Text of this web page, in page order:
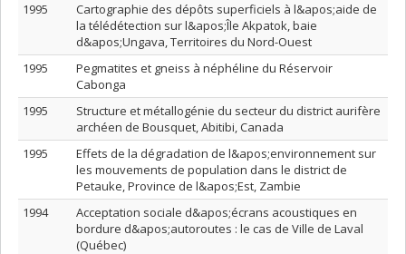
1995
Cartographie des dépôts superficiels à l&apos;aide de
la télédétection sur l&apos;Île Akpatok, baie
d&apos;Ungava, Territoires du Nord-Ouest
1995
Pegmatites et gneiss à néphéline du Réservoir
Cabonga
1995
Structure et métallogénie du secteur du district aurifère
archéen de Bousquet, Abitibi, Canada
1995
Effets de la dégradation de l&apos;environnement sur
les mouvements de population dans le district de
Petauke, Province de l&apos;Est, Zambie
1994
Acceptation sociale d&apos;écrans acoustiques en
bordure d&apos;autoroutes : le cas de Ville de Laval
(Québec)